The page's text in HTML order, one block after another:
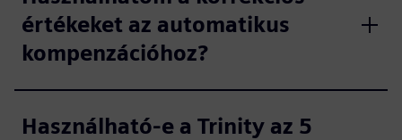
értékeket az automatikus
kompenzációhoz?
Használható-e a Trinity az 5